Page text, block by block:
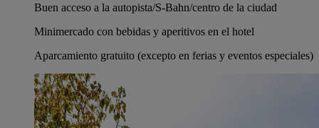
Buen acceso a la autopista/S-Bahn/centro de la ciudad
Minimercado con bebidas y aperitivos en el hotel
Aparcamiento gratuito (excepto en ferias y eventos especiales)